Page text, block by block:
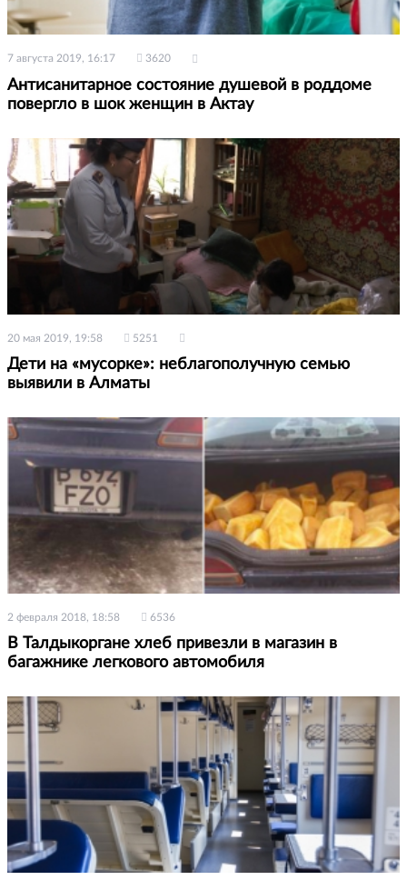
7 августа 2019, 16:17 3620
Антисанитарное состояние душевой в роддоме
повергло в шок женщин в Актау
20 мая 2019, 19:58 5251
Дети на «мусорке»: неблагополучную семью
выявили в Алматы
2 февраля 2018, 18:58 6536
В Талдыкоргане хлеб привезли в магазин в
багажнике легкового автомобиля